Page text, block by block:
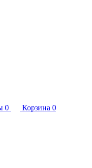
0 Корзина 0